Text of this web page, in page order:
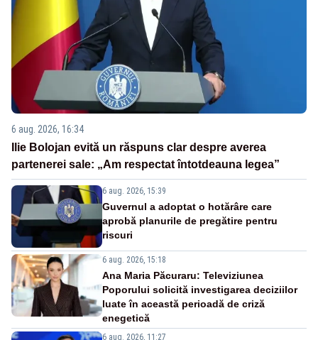
6 aug. 2026, 16:34
Ilie Bolojan evită un răspuns clar despre averea
partenerei sale: „Am respectat întotdeauna legea”
6 aug. 2026, 15:39
Guvernul a adoptat o hotărâre care
aprobă planurile de pregătire pentru
riscuri
6 aug. 2026, 15:18
Ana Maria Păcuraru: Televiziunea
Poporului solicită investigarea deciziilor
luate în această perioadă de criză
enegetică
6 aug. 2026, 11:27